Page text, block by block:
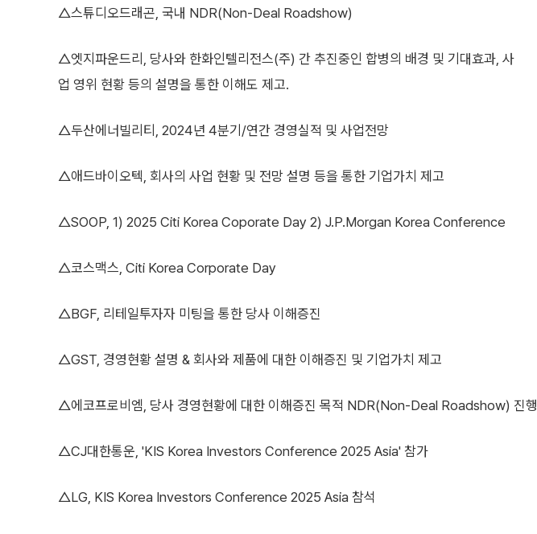
△스튜디오드래곤, 국내 NDR(Non-Deal Roadshow)
△엣지파운드리, 당사와 한화인텔리전스(주) 간 추진중인 합병의 배경 및 기대효과, 사
업 영위 현황 등의 설명을 통한 이해도 제고.
△두산에너빌리티, 2024년 4분기/연간 경영실적 및 사업전망
△애드바이오텍, 회사의 사업 현황 및 전망 설명 등을 통한 기업가치 제고
△SOOP, 1) 2025 Citi Korea Coporate Day 2) J.P.Morgan Korea Conference
△코스맥스, Citi Korea Corporate Day
△BGF, 리테일투자자 미팅을 통한 당사 이해증진
△GST, 경영현황 설명 & 회사와 제품에 대한 이해증진 및 기업가치 제고
△에코프로비엠, 당사 경영현황에 대한 이해증진 목적 NDR(Non-Deal Roadshow) 진행
△CJ대한통운, 'KIS Korea Investors Conference 2025 Asia' 참가
△LG, KIS Korea Investors Conference 2025 Asia 참석